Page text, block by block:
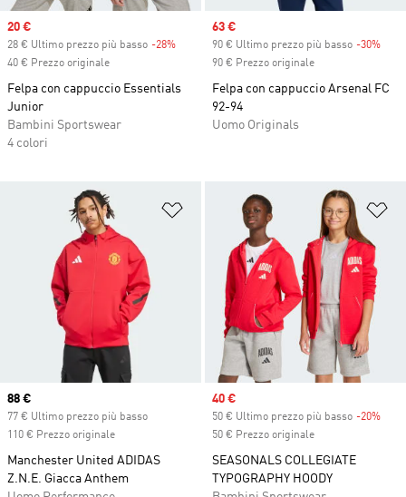
Sale price
20 €
28 € Ultimo prezzo più basso -28% Discount
40 € Prezzo originale
Felpa con cappuccio Essentials
Junior
Bambini Sportswear
4 colori
Sale price
63 €
90 € Ultimo prezzo più basso -30%
90 € Prezzo originale
Felpa con cappuccio Arsenal FC
92-94
Uomo Originals
Aggiungi alla lista dei desideri
Current price
88 €
77 € Ultimo prezzo più basso
110 € Prezzo originale
Manchester United ADIDAS
Z.N.E. Giacca Anthem
Sale price
40 €
50 € Ultimo prezzo più basso -20%
50 € Prezzo originale
SEASONALS COLLEGIATE
TYPOGRAPHY HOODY